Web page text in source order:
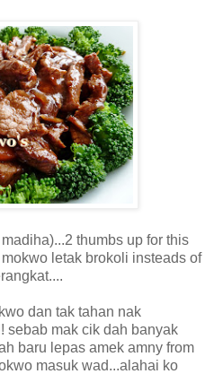
thumbs up for this
letak brokoli insteads of
dan tak tahan nak
sebab mak cik dah banyak
baru lepas amek amny from
masuk wad...alahai ko